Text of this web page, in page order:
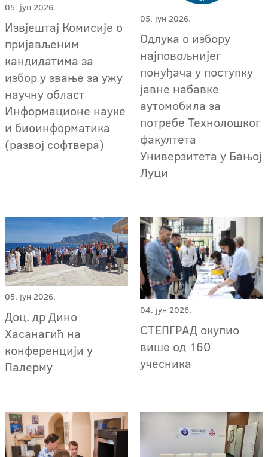
05. јун 2026.
Извјештај Комисије о
пријављеним
кандидатима за
избор у звање за ужу
научну област
Информационе науке
и биоинформатика
(развој софтвера)
05. јун 2026.
Одлука о избору
најповољнијег
понуђача у поступку
јавне набавке
аутомобила за
потребе Технолошког
факултета
Универзитета у Бањој
Луци
05. јун 2026.
Доц. др Дино
Хасанагић на
конференцији у
Палерму
04. јун 2026.
СТЕПГРАД окупио
више од 160
учесника